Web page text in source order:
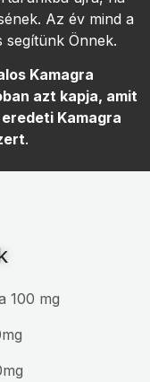
Az év mind a
segítünk Önnek.
Kamagra
azt kapja, amit
Kamagra
.
100 mg